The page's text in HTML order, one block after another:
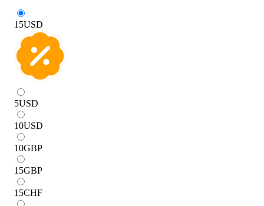
15USD
5USD
10USD
10GBP
15GBP
15CHF